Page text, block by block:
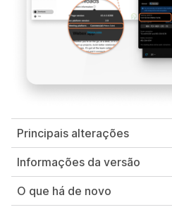
Principais alterações
Informações da versão
O que há de novo